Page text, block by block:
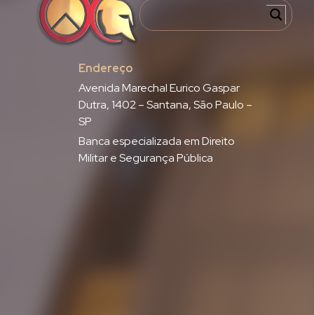
Endereço
Avenida Marechal Eurico Gaspar
Dutra, 1402 – Santana, São Paulo –
SP
Banca especializada em Direito
Militar e Segurança Pública